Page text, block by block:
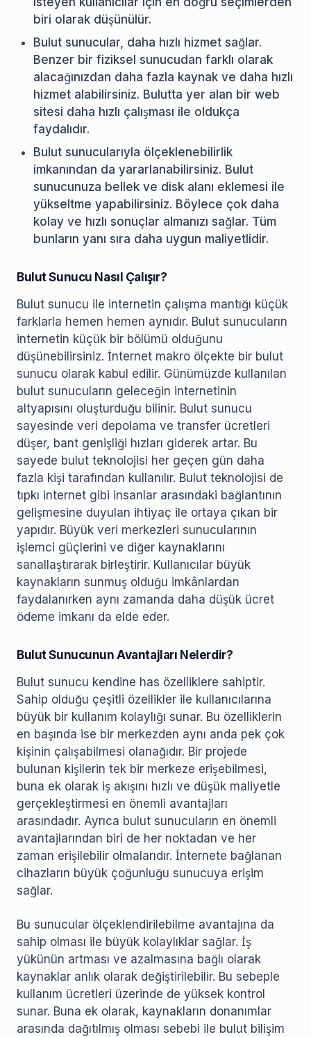
biri olarak düşünülür.
Bulut sunucular, daha hızlı hizmet sağlar.
Benzer bir fiziksel sunucudan farklı olarak
alacağınızdan daha fazla kaynak ve daha hızlı
hizmet alabilirsiniz. Bulutta yer alan bir web
sitesi daha hızlı çalışması ile oldukça
faydalıdır.
Bulut sunucularıyla ölçeklenebilirlik
imkanından da yararlanabilirsiniz. Bulut
sunucunuza bellek ve disk alanı eklemesi ile
yükseltme yapabilirsiniz. Böylece çok daha
kolay ve hızlı sonuçlar almanızı sağlar. Tüm
bunların yanı sıra daha uygun maliyetlidir.
Bulut Sunucu Nasıl Çalışır?
Bulut sunucu ile internetin çalışma mantığı küçük
farklarla hemen hemen aynıdır. Bulut sunucuların
internetin küçük bir bölümü olduğunu
düşünebilirsiniz. İnternet makro ölçekte bir bulut
sunucu olarak kabul edilir. Günümüzde kullanılan
bulut sunucuların geleceğin internetinin
altyapısını oluşturduğu bilinir. Bulut sunucu
sayesinde veri depolama ve transfer ücretleri
düşer, bant genişliği hızları giderek artar. Bu
sayede bulut teknolojisi her geçen gün daha
fazla kişi tarafından kullanılır. Bulut teknolojisi de
tıpkı internet gibi insanlar arasındaki bağlantının
gelişmesine duyulan ihtiyaç ile ortaya çıkan bir
yapıdır. Büyük veri merkezleri sunucularının
işlemci güçlerini ve diğer kaynaklarını
sanallaştırarak birleştirir. Kullanıcılar büyük
kaynakların sunmuş olduğu imkânlardan
faydalanırken aynı zamanda daha düşük ücret
ödeme imkanı da elde eder.
Bulut Sunucunun Avantajları Nelerdir?
Bulut sunucu kendine has özelliklere sahiptir.
Sahip olduğu çeşitli özellikler ile kullanıcılarına
büyük bir kullanım kolaylığı sunar. Bu özelliklerin
en başında ise bir merkezden aynı anda pek çok
kişinin çalışabilmesi olanağıdır. Bir projede
bulunan kişilerin tek bir merkeze erişebilmesi,
buna ek olarak iş akışını hızlı ve düşük maliyetle
gerçekleştirmesi en önemli avantajları
arasındadır. Ayrıca bulut sunucuların en önemli
avantajlarından biri de her noktadan ve her
zaman erişilebilir olmalarıdır. İnternete bağlanan
cihazların büyük çoğunluğu sunucuya erişim
sağlar.
Bu sunucular ölçeklendirilebilme avantajına da
sahip olması ile büyük kolaylıklar sağlar. İş
yükünün artması ve azalmasına bağlı olarak
kaynaklar anlık olarak değiştirilebilir. Bu sebeple
kullanım ücretleri üzerinde de yüksek kontrol
sunar. Buna ek olarak, kaynakların donanımlar
arasında dağıtılmış olması sebebi ile bulut bilişim